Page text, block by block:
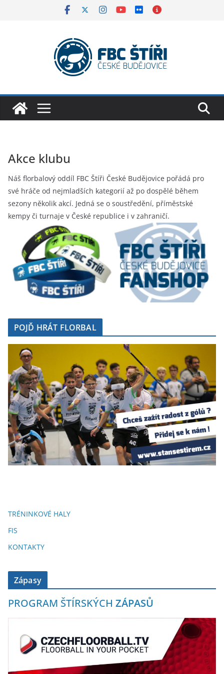
Akce klubu
Náš florbalový oddíl FBC Štíři České Budějovice pořádá pro
své hráče od nejmladších kategorií až po dospělé během
sezony několik akcí. Jedná se o soustředění, příměstské
kempy či turnaje v České republice i v zahraničí.
POJĎ HRÁT FLORBAL
TRÉNINKOVÉ HALY
FIS
KONTAKTY
Zápasy
PROGRAM ŠTÍRSKÝCH ZÁPASŮ